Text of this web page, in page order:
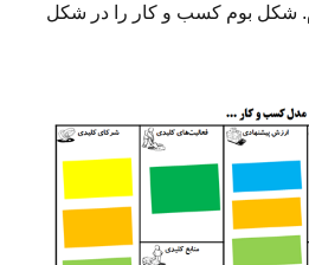
شکل بوم کسب و کار را در شکل